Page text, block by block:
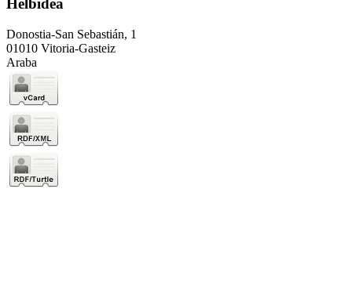
Helbidea
Donostia-San Sebastián, 1
01010 Vitoria-Gasteiz
Araba